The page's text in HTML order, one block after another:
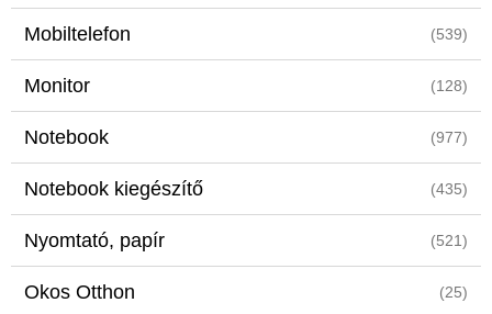
Mobiltelefon (539)
Monitor (128)
Notebook (977)
Notebook kiegészítő (435)
Nyomtató, papír (521)
Okos Otthon (25)